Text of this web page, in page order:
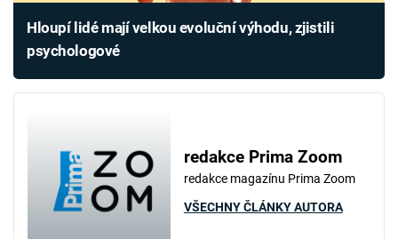
Hloupí lidé mají velkou evoluční výhodu, zjistili
psychologové
redakce Prima Zoom
redakce magazínu Prima Zoom
VŠECHNY ČLÁNKY AUTORA